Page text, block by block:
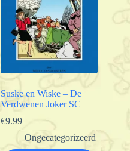
Suske en Wiske – De
Verdwenen Joker SC
€9.99
Ongecategorizeerd